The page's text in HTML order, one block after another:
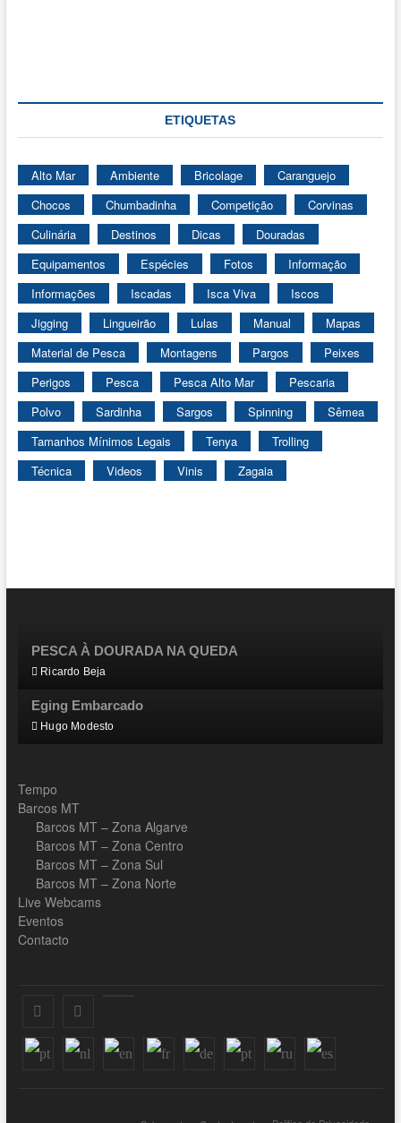
ETIQUETAS
Alto Mar Ambiente Bricolage
Caranguejo
Chocos
Chumbadinha Competição
Corvinas
Culinária
Destinos Dicas
Douradas
Equipamentos
Espécies Fotos
Informação
Informações
Iscadas Isca Viva
Iscos
Jigging
Lingueirão Lulas Manual
Mapas
Material de Pesca
Montagens Pargos
Peixes
Perigos
Pesca Pesca Alto Mar
Pescaria
Polvo
Sardinha Sargos Spinning
Sêmea
Tamanhos Mínimos Legais
Tenya
Trolling
Técnica
Videos Vinis Zagaia
PESCA À DOURADA NA QUEDA
Ricardo Beja
Eging Embarcado
Hugo Modesto
Tempo
Barcos MT
Barcos MT – Zona Algarve
Barcos MT – Zona Centro
Barcos MT – Zona Sul
Barcos MT – Zona Norte
Live Webcams
Eventos
Contacto
Facebook